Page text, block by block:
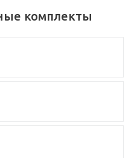
комплекты